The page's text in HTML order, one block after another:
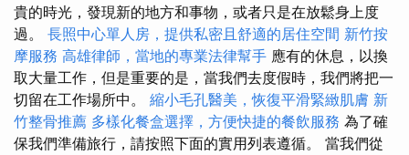
貴的時光，發現新的地方和事物，或者只是在放鬆身上度
過。 長照中心單人房，提供私密且舒適的居住空間 新竹按
摩服務 高雄律師，當地的專業法律幫手 應有的休息，以換
取大量工作，但是重要的是，當我們去度假時，我們將把一
切留在工作場所中。 縮小毛孔醫美，恢復平滑緊緻肌膚 新
竹整骨推薦 多樣化餐盒選擇，方便快捷的餐飲服務 為了確
保我們準備旅行，請按照下面的實用列表遵循。 當我們從